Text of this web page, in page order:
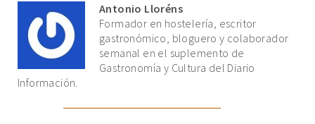
Antonio Lloréns
Formador en hostelería, escritor
gastronómico, bloguero y colaborador
semanal en el suplemento de
Gastronomía y Cultura del Diario
Información.